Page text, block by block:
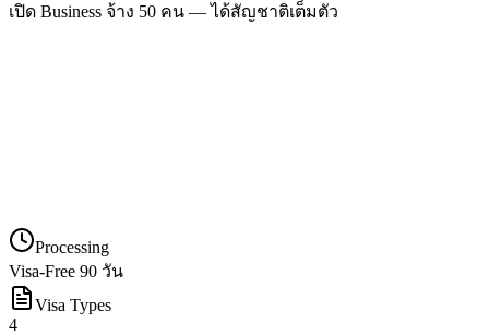
เปิด Business จ้าง 50 คน — ได้สัญชาติเต็มตัว
Processing
Visa-Free 90 วัน
Visa Types
4